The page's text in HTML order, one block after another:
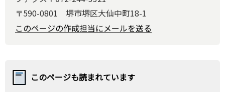
〒590-0801 堺市堺区大仙中町18-1
このページの作成担当にメールを送る
このページも読まれています